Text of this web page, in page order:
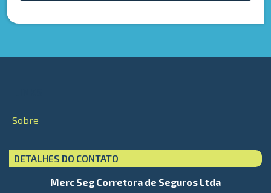
Sobre
DETALHES DO CONTATO
Merc Seg Corretora de Seguros Ltda